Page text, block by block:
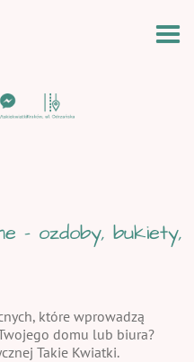
- ozdoby, bukiety,
które wprowadzą
domu lub biura?
Takie Kwiatki.